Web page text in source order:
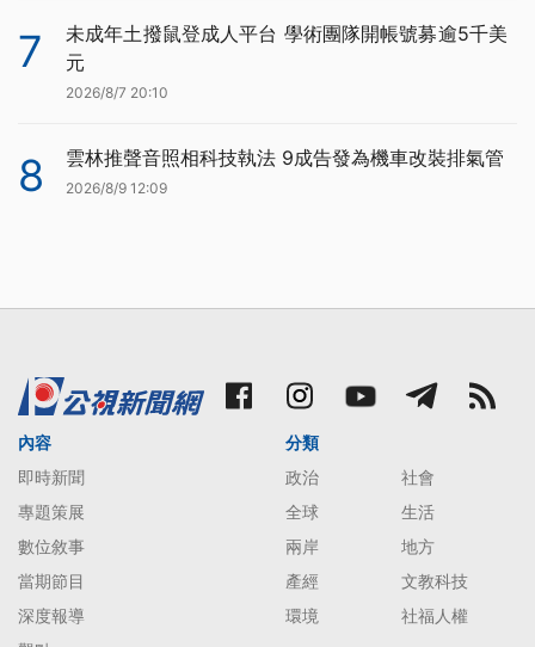
7
未成年土撥鼠登成人平台 學術團隊開帳號募逾5千美
元
2026/8/7 20:10
8 雲林推聲音照相科技執法 9成告發為機車改裝排氣管
2026/8/9 12:09
內容
即時新聞
專題策展
數位敘事
當期節目
深度報導
分類
政治
社會
全球
生活
兩岸
地方
產經
文教科技
環境
社福人權